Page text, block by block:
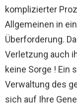
komplizierter
Allgemeinen in
Überforderung.
Verletzung auch
keine Sorge ! Ein
Verwaltung des
sich auf Ihre